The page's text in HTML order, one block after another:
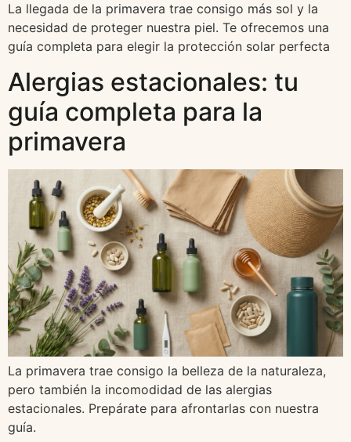
La llegada de la primavera trae consigo más sol y la
necesidad de proteger nuestra piel. Te ofrecemos una
guía completa para elegir la protección solar perfecta
Alergias estacionales: tu
guía completa para la
primavera
La primavera trae consigo la belleza de la naturaleza,
pero también la incomodidad de las alergias
estacionales. Prepárate para afrontarlas con nuestra
guía.